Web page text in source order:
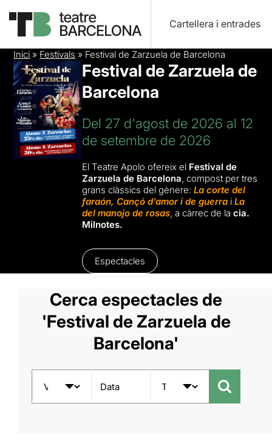
Cartellera i entrades
Inici » Festivals » Festival de Zarzuela de Barcelona
Festival de Zarzuela de
Barcelona
Del 27 d'agost de 2026 al 12
de setembre de 2026
El Teatre Apolo ofereix el Festival de
Zarzuela de Barcelona, compost per tres
grans clàssics del gènere:La corte del
faraón, Cançó d’amor i de guerra iLa
del manojo de rosas, a càrrec de lacia.
Milnotes.
Espectacles
Cerca espectacles de
'Festival de Zarzuela de
Barcelona'
Data